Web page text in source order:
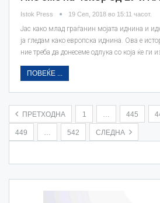
Istok Press 19 Сеп, 2018 во 15:11 часот.
Јас како млад граѓанин мојата иднина и
ја гледам како европска иднина. Ова е
ние треба да донесеме одлука со која ќе ги
ПОВЕЌЕ ...
ПРЕТХОДНА 1 445
449 542 СЛЕДНА